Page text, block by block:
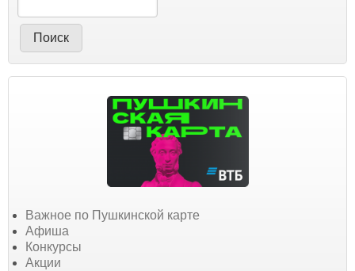
Важное по Пушкинской карте
Афиша
Конкурсы
Акции